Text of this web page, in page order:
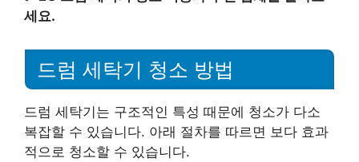
세요.
드럼 세탁기 청소 방법
드럼 세탁기는 구조적인 특성 때문에 청소가 다소
복잡할 수 있습니다. 아래 절차를 따르면 보다 효과
적으로 청소할 수 있습니다.